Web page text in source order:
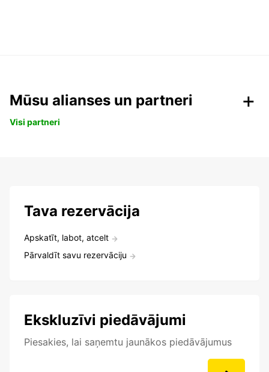
Mūsu alianses un partneri
Visi partneri
Tava rezervācija
Apskatīt, labot, atcelt
Pārvaldīt savu rezervāciju
Ekskluzīvi piedāvājumi
Piesakies, lai saņemtu jaunākos piedāvājumus